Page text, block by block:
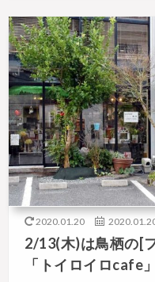
2020.01.20
2/13(木)は鳥栖の[
「トイロイロcafe